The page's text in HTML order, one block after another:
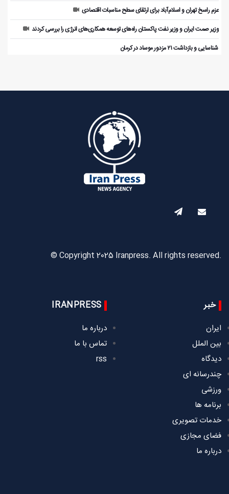
عزم راسخ تهران و اسلام‌آباد برای ارتقای سطح مناسبات اقتصادی
وزیر صمت ایران و وزیر نفت پاکستان راه‌های توسعه همکاری‌های انرژی را بررسی کردند
️ شناسایی و بازداشت ۲۱ مزدور موساد در کرمان
© Copyright 2025 Iranpress. All rights reserved.
خبر
ایران
بین الملل
دیدگاه
چندرسانه ای
ورزشی
برنامه ها
خدمات تصویری
فضای مجازی
درباره ما
IRANPRESS
درباره ما
تماس با ما
rss